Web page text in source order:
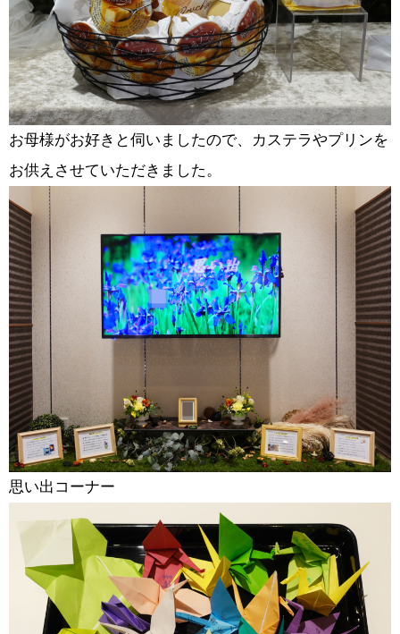
お母様がお好きと伺いましたので、カステラやプリンを
お供えさせていただきました。
思い出コーナー